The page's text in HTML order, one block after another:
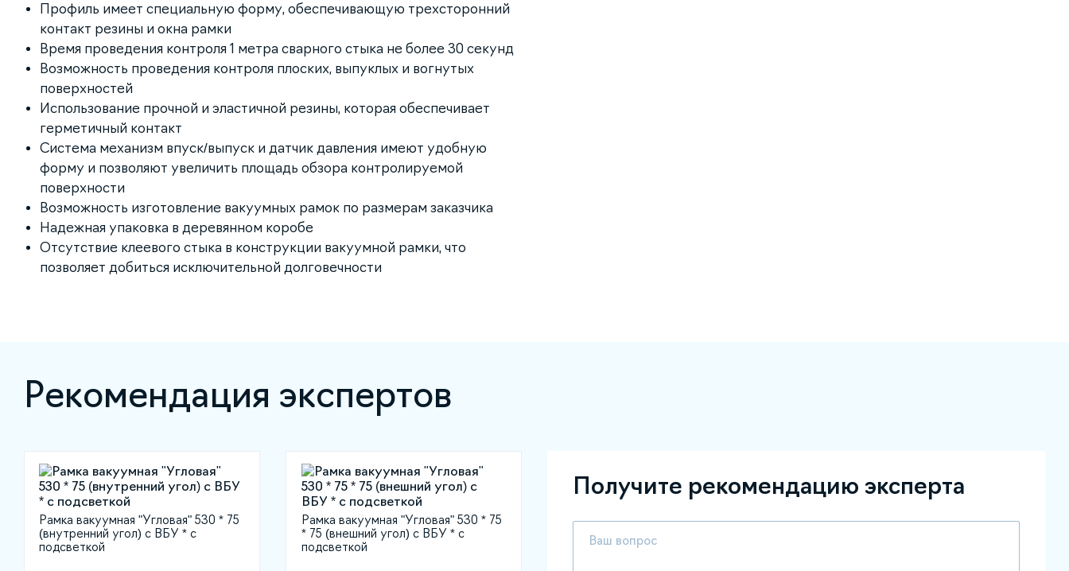
Профиль имеет специальную форму, обеспечивающую трехсторонний
контакт резины и окна рамки
Время проведения контроля 1 метра сварного стыка не более 30 секунд
Возможность проведения контроля плоских, выпуклых и вогнутых
поверхностей
Использование прочной и эластичной резины, которая обеспечивает
герметичный контакт
Система механизм впуск/выпуск и датчик давления имеют удобную
форму и позволяют увеличить площадь обзора контролируемой
поверхности
Возможность изготовление вакуумных рамок по размерам заказчика
Надежная упаковка в деревянном коробе
Отсутствие клеевого стыка в конструкции вакуумной рамки, что
позволяет добиться исключительной долговечности
Рекомендация экспертов
Рамка вакуумная "Угловая" 530 * 75
(внутренний угол) с ВБУ * с
подсветкой
Рамка вакуумная "Угловая" 530 * 75
* 75 (внешний угол) с ВБУ * с
подсветкой
Получите рекомендацию эксперта